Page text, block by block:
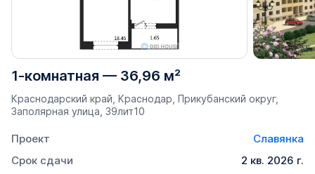
1-комнатная — 36,96 м²
Краснодарский край, Краснодар, Прикубанский округ,
Заполярная улица, 39лит10
Проект
Славянка
Срок сдачи
2 кв. 2026 г.